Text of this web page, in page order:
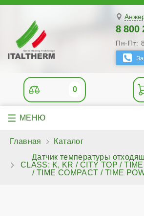
8 800
Пн-Пт:
0
Главная
Каталог
Датчик температуры
CLASS: K, KR / CITY TOP /
/ TIME COMPACT / TIME